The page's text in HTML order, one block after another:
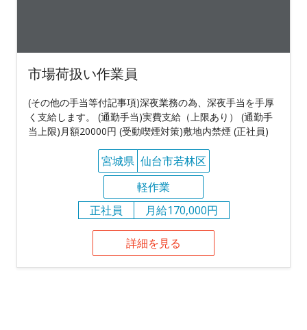
市場荷扱い作業員
(その他の手当等付記事項)深夜業務の為、深夜手当を手厚
く支給します。 (通勤手当)実費支給（上限あり） (通勤手
当上限)月額20000円 (受動喫煙対策)敷地内禁煙 (正社員)
宮城県 仙台市若林区
軽作業
正社員
月給170,000円
詳細を見る